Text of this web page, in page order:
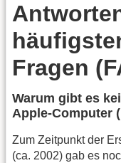
Fragen
Warum gibt es
Apple-Computer
Zum Zeitpunkt der
(ca. 2002) gab es